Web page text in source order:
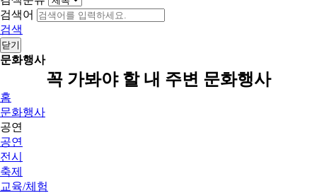
검색어
검색
닫기
문화행사
꼭 가봐야 할 내 주변 문화행사
홈
문화행사
공연
공연
전시
축제
교육/체험